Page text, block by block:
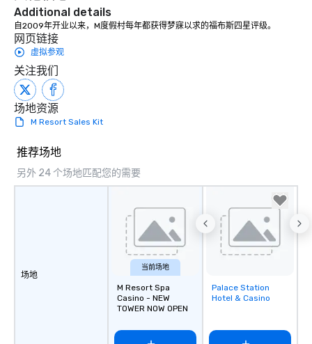
Additional details
自2009年开业以来，M度假村每年都获得梦寐以求的福布斯四星评级。
网页链接
虚拟参观
关注我们
场地资源
M Resort Sales Kit
推荐场地
另外 24 个场地匹配您的需要
场地
当前场地
M Resort Spa
Casino - NEW
TOWER NOW OPEN
Removed from
favorites
Palace Station
Hotel & Casino